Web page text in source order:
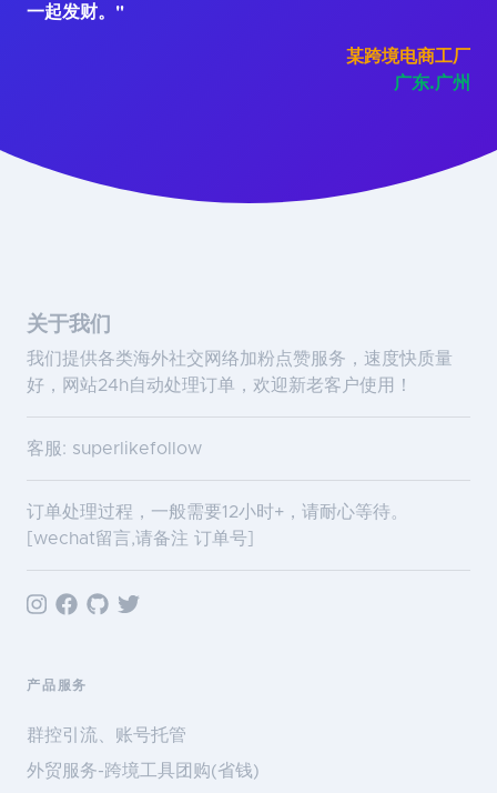
一起发财。"
某跨境电商工厂
广东.广州
关于我们
我们提供各类海外社交网络加粉点赞服务，速度快质量
好，网站24h自动处理订单，欢迎新老客户使用！
客服: superlikefollow
订单处理过程，一般需要12小时+，请耐心等待。
[wechat留言,请备注 订单号]
产品服务
群控引流、账号托管
外贸服务-跨境工具团购(省钱)